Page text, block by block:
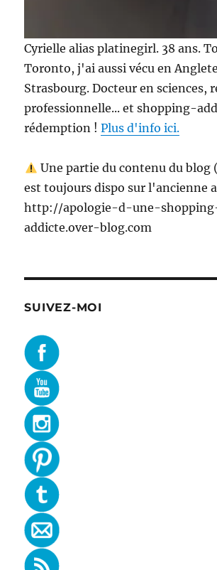
Cyrielle alias platinegirl. 38 ans.
Toronto, j'ai aussi vécu en
Strasbourg. Docteur en sciences,
professionnelle... et shopping-
rédemption !Plus d'info ici.
Une partie du contenu du blog
est toujours dispo sur l'ancienne
http://apologie-d-une-
addicte.over-blog.com
SUIVEZ-MOI